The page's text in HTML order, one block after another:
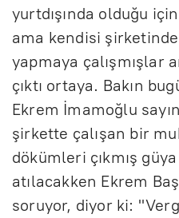
yurtdışında olduğu
ama kendisi
yapmaya çalışmışlar
çıktı ortaya. Bakın
Ekrem İmamoğlu
şirkette çalışan bir
dökümleri çıkmış
atılacakken Ekrem
soruyor, diyor ki: